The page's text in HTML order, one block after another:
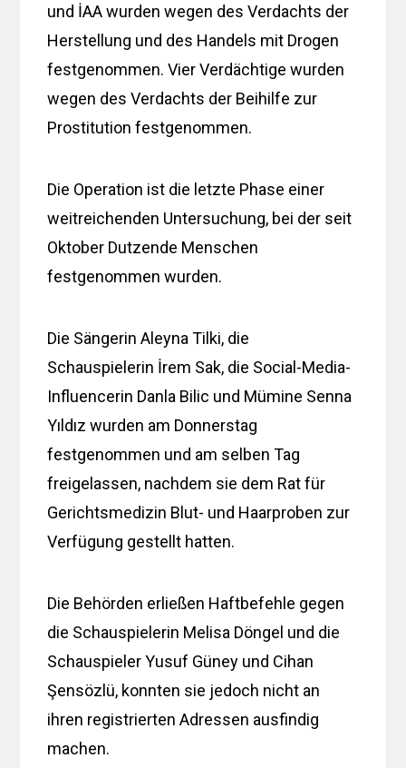
und İAA wurden wegen des Verdachts der
Herstellung und des Handels mit Drogen
festgenommen. Vier Verdächtige wurden
wegen des Verdachts der Beihilfe zur
Prostitution festgenommen.
Die Operation ist die letzte Phase einer
weitreichenden Untersuchung, bei der seit
Oktober Dutzende Menschen
festgenommen wurden.
Die Sängerin Aleyna Tilki, die
Schauspielerin İrem Sak, die Social-Media-
Influencerin Danla Bilic und Mümine Senna
Yıldız wurden am Donnerstag
festgenommen und am selben Tag
freigelassen, nachdem sie dem Rat für
Gerichtsmedizin Blut- und Haarproben zur
Verfügung gestellt hatten.
Die Behörden erließen Haftbefehle gegen
die Schauspielerin Melisa Döngel und die
Schauspieler Yusuf Güney und Cihan
Şensözlü, konnten sie jedoch nicht an
ihren registrierten Adressen ausfindig
machen.